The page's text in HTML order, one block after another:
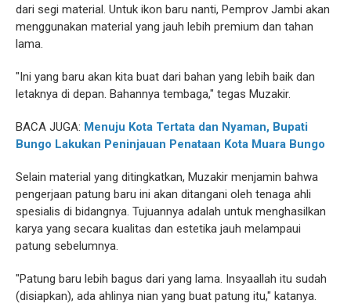
dari segi material. Untuk ikon baru nanti, Pemprov Jambi akan
menggunakan material yang jauh lebih premium dan tahan
lama.
"Ini yang baru akan kita buat dari bahan yang lebih baik dan
letaknya di depan. Bahannya tembaga," tegas Muzakir.
BACA JUGA: Menuju Kota Tertata dan Nyaman, Bupati
Bungo Lakukan Peninjauan Penataan Kota Muara Bungo
Selain material yang ditingkatkan, Muzakir menjamin bahwa
pengerjaan patung baru ini akan ditangani oleh tenaga ahli
spesialis di bidangnya. Tujuannya adalah untuk menghasilkan
karya yang secara kualitas dan estetika jauh melampaui
patung sebelumnya.
"Patung baru lebih bagus dari yang lama. Insyaallah itu sudah
(disiapkan), ada ahlinya nian yang buat patung itu," katanya.